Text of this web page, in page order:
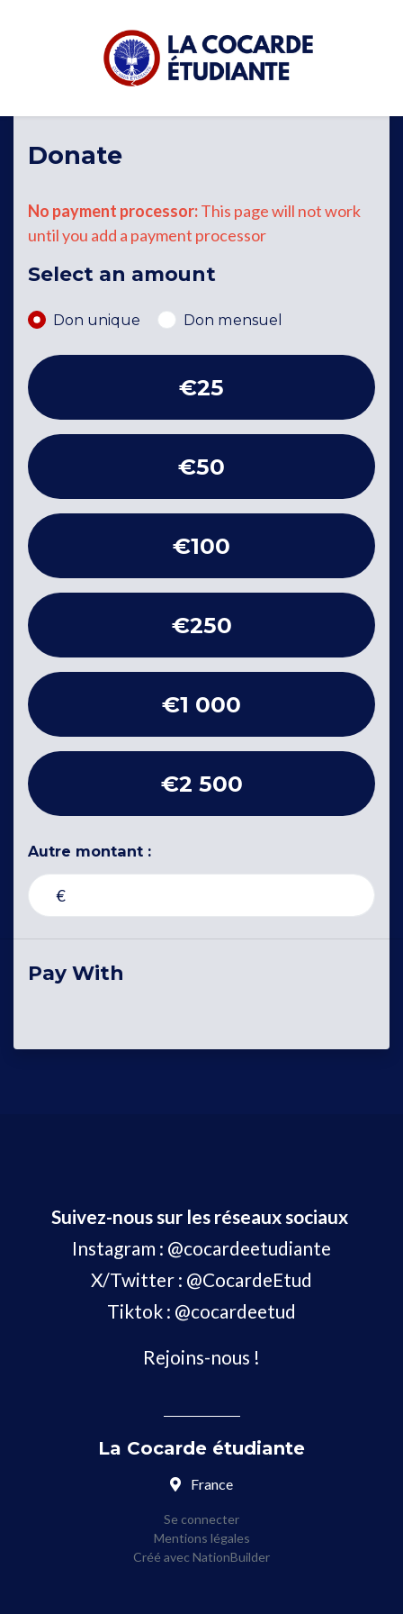
Donate
No payment processor:This page will not work
until you add a payment processor
Select an amount
Donation frequency
Don unique Don mensuel
€25
€50
€100
€250
€1 000
€2 500
Autre montant :
€
Pay With
Suivez-nous sur les réseaux sociaux
Instagram : @cocardeetudiante
X/Twitter : @CocardeEtud
Tiktok : @cocardeetud
Rejoins-nous !
La Cocarde étudiante
France
Se connecter
Mentions légales
Créé avec NationBuilder